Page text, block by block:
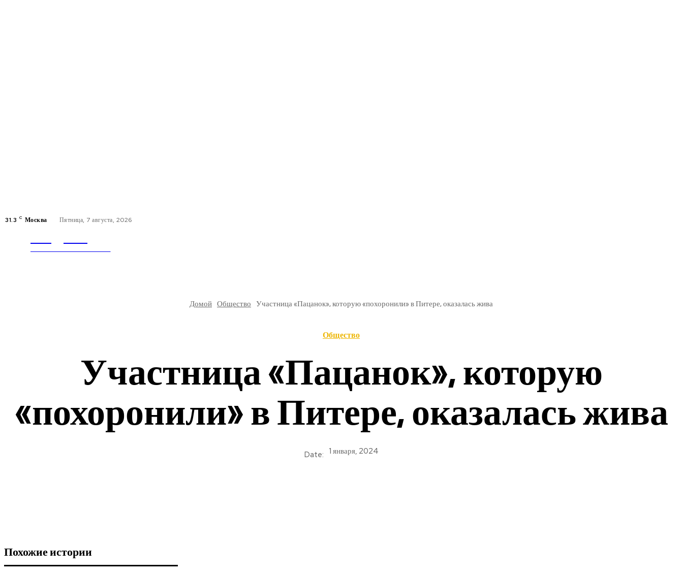
31.3 C Москва Пятница, 7 августа, 2026
Домой Общество Участница «Пацанок», которую «похоронили» в Питере, оказалась жива
Общество
Участница «Пацанок», которую
«похоронили» в Питере, оказалась жива
Date: 1 января, 2024
Похожие истории